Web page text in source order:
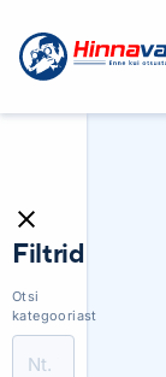
Filtrid
Otsi
kategooriast